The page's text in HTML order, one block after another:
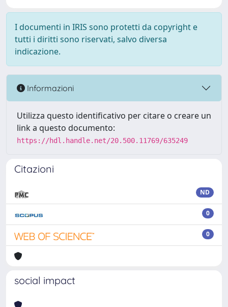
I documenti in IRIS sono protetti da copyright e
tutti i diritti sono riservati, salvo diversa
indicazione.
Informazioni
Utilizza questo identificativo per citare o creare un
link a questo documento:
https://hdl.handle.net/20.500.11769/635249
Citazioni
ND
0
0
social impact